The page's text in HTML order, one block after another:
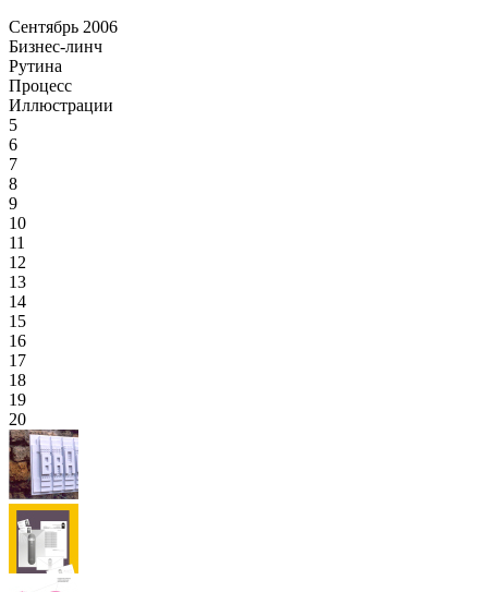
Сентябрь 2006
Бизнес-линч
Рутина
Процесс
Иллюстрации
5
6
7
8
9
10
11
12
13
14
15
16
17
18
19
20